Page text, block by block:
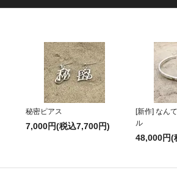
秘密ピアス
7,000円(税込7,700円)
[新作] なん
ル
48,000円(